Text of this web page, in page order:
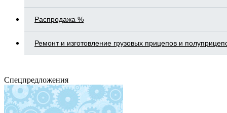
Распродажа %
Ремонт и изготовление грузовых прицепов и
Спецпредложения